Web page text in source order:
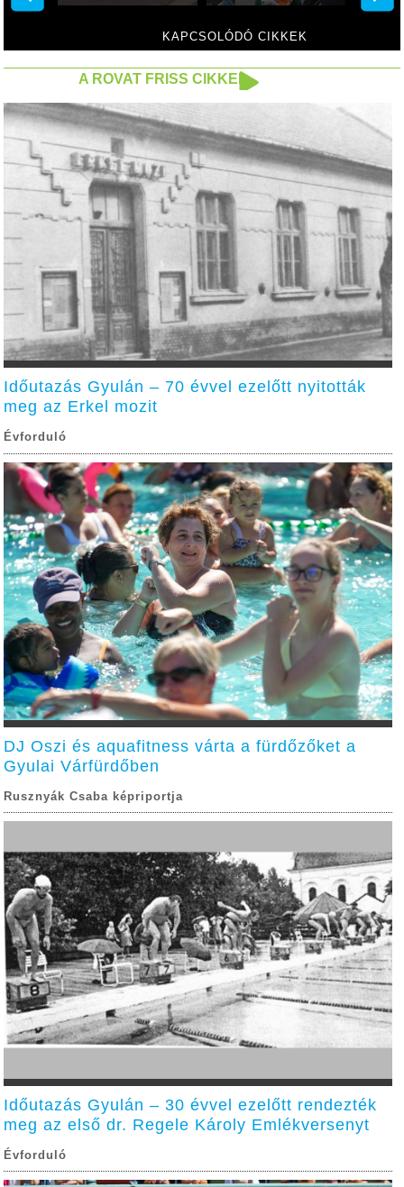
KAPCSOLÓDÓ CIKKEK
A ROVAT FRISS CIKKEI
Időutazás Gyulán – 70 évvel ezelőtt nyitották
meg az Erkel mozit
Évforduló
DJ Oszi és aquafitness várta a fürdőzőket a
Gyulai Várfürdőben
Rusznyák Csaba képriportja
Időutazás Gyulán – 30 évvel ezelőtt rendezték
meg az első dr. Regele Károly Emlékversenyt
Évforduló